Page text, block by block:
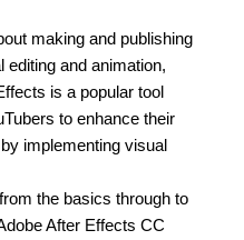
making and publishing
and animation,
is a popular tool
to enhance their
implementing visual
the basics through to
After Effects CC